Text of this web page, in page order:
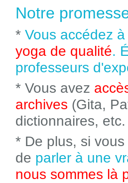
Notre
* Vous accédez à
yoga de qualité.
professeurs
* Vous avez
archives (Gita,
dictionnaires, etc.
* De plus, si
de parler à une
nous sommes là